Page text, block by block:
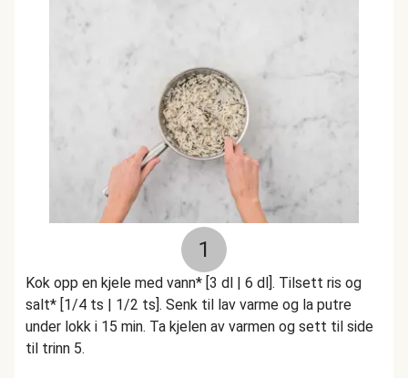
1
Kok opp en kjele med vann* [3 dl | 6 dl]. Tilsett ris og
salt* [1/4 ts | 1/2 ts]. Senk til lav varme og la putre
under lokk i 15 min. Ta kjelen av varmen og sett til side
til trinn 5.